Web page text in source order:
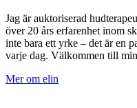
Jag är auktoriserad
över 20 års erfarenhet inom
inte bara ett yrke – det är en
varje dag. Välkommen till
Mer om elin